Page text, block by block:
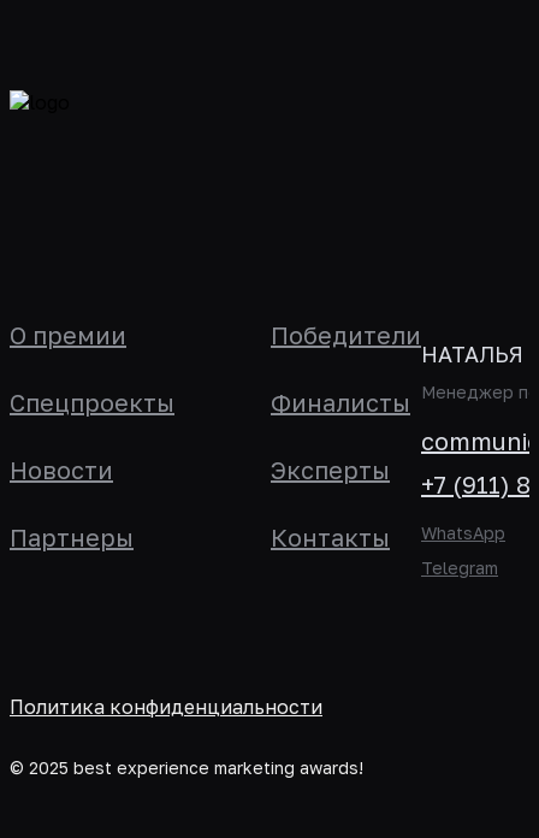
О премии
Спецпроекты
Новости
Партнеры
Победители
Финалисты
Эксперты
Контакты
НАТАЛЬЯ
Менеджер по
+7 (911)
WhatsApp
Telegram
Политика конфиденциальности
© 2025 best experience marketing awards!